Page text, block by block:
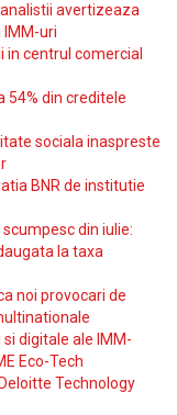
avertizeaza
uri
in centrul comercial
54% din creditele
sociala inaspreste
BNR de institutie
din iulie:
la taxa
noi provocari de
digitale ale IMM-
Eco-Tech
Technology